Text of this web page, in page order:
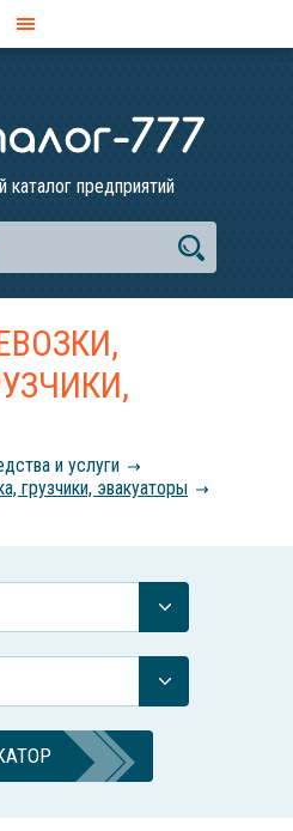
предприятий
и услуги
грузчики, эвакуаторы